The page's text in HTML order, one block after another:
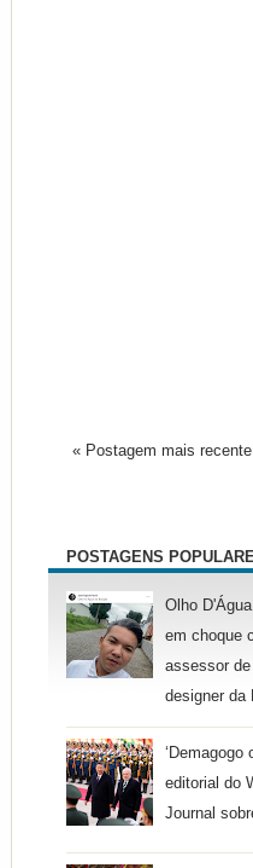
« Postagem mais recente
POSTAGENS
Olho
em choque
assessor
designer da
‘Demagogo
editorial do
Journal